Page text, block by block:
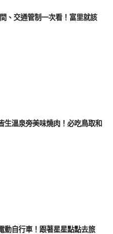
、交通管制一次看！富里就該
生溫泉旁美味燒肉！必吃鳥取和
動自行車！跟著星星點點去旅